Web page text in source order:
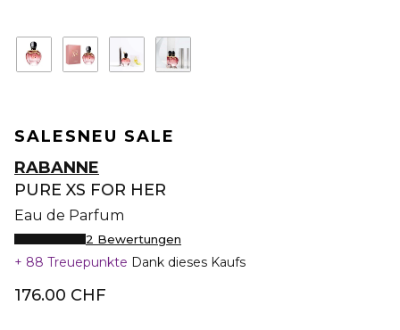
SALESNEU SALE
RABANNE
PURE XS FOR HER
Eau de Parfum
2 Bewertungen
88 Treuepunkte Dank dieses Kaufs
176.00 CHF